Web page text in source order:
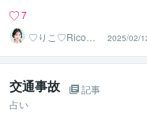
7
♡りこ♡Rico｜
第2章
2025/02/
交通事故
記事
占い